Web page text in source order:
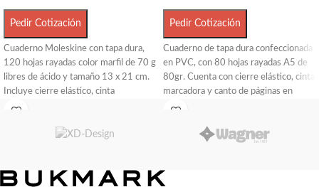
Pedir Cotización
Cuaderno Moleskine con tapa dura,
120 hojas rayadas color marfil de 70 g
libres de ácido y tamaño 13 x 21 cm.
Incluye cierre elástico, cinta
marcapáginas, bolsillo interior
mayor comodidad. Ideal para
en el día a día.
Pedir Cotización
Cuaderno de tapa dura confeccionada
en PVC, con 80 hojas rayadas A5 de
80gr. Cuenta con cierre elástico, cinta
marcadora y canto de páginas en
color. Encuadernación cosida.